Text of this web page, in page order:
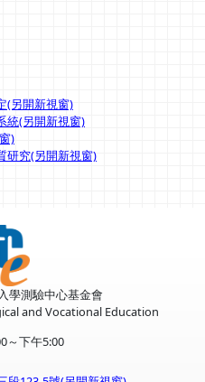
(另開新視窗)
統(另開新視窗)
)
研究(另開新視窗)
學測驗中心基金會
and Vocational Education
～下午5:00